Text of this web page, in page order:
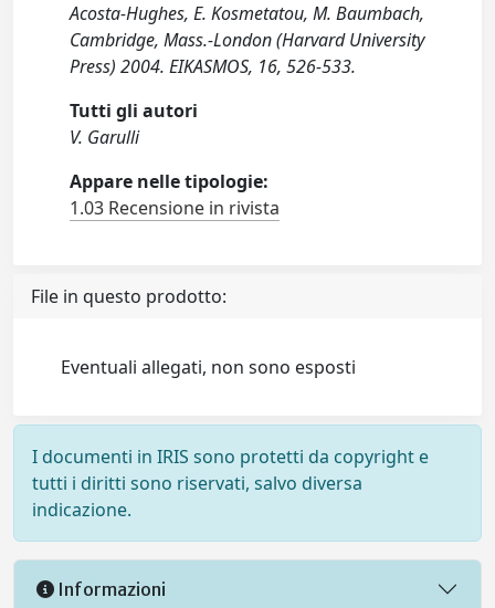
Acosta-Hughes, E. Kosmetatou, M. Baumbach,
Cambridge, Mass.-London (Harvard University
Press) 2004. EIKASMOS, 16, 526-533.
Tutti gli autori
V. Garulli
Appare nelle tipologie:
1.03 Recensione in rivista
File in questo prodotto:
Eventuali allegati, non sono esposti
I documenti in IRIS sono protetti da copyright e
tutti i diritti sono riservati, salvo diversa
indicazione.
Informazioni